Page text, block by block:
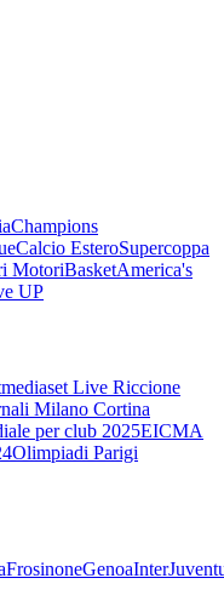
Champions
Calcio EsteroSupercoppa
MotoriBasketAmerica's
UP
Live Riccione
Milano Cortina
per club 2025EICMA
Olimpiadi Parigi
FrosinoneGenoaInter